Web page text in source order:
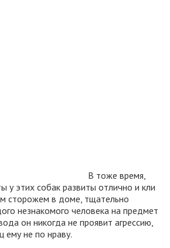
В тоже время,
у этих собак развиты отлично и кли
сторожем в доме, тщательно
незнакомого человека на предмет
он никогда не проявит агрессию,
ему не по нраву.